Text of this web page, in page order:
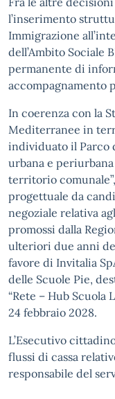
l’inserimento
Immigrazione
dell’Ambito Sociale
permanente di
accompagnamento
In coerenza con la
Mediterranee in
individuato il Parco
urbana e
territorio
progettuale da
negoziale relativa
promossi dalla
ulteriori due anni
favore di Invitalia
delle Scuole Pie,
“Rete – Hub Scuola
24 febbraio 2028.
L’Esecutivo
flussi di cassa
responsabile del